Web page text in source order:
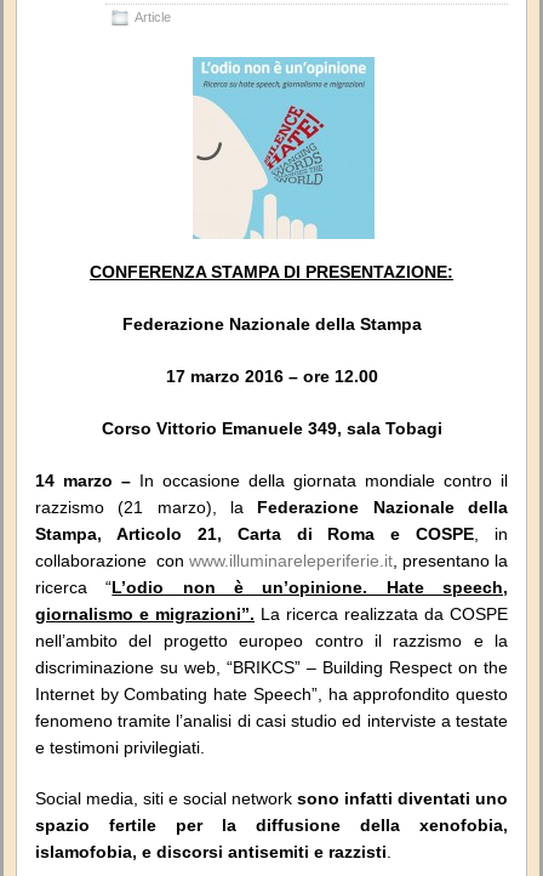
Article
CONFERENZA STAMPA DI PRESENTAZIONE:
Federazione Nazionale della Stampa
17 marzo 2016 – ore 12.00
Corso Vittorio Emanuele 349, sala Tobagi
14 marzo – In occasione della giornata mondiale contro il
razzismo (21 marzo), la Federazione Nazionale della
Stampa, Articolo 21, Carta di Roma e COSPE , in
collaborazione con www.illuminareleperiferie.it , presentano la
ricerca “L’odio non è un’opinione. Hate speech,
giornalismo e migrazioni”. La ricerca realizzata da COSPE
nell’ambito del progetto europeo contro il razzismo e la
discriminazione su web, “BRIKCS” – Building Respect on the
Internet by Combating hate Speech”, ha approfondito questo
fenomeno tramite l’analisi di casi studio ed interviste a testate
e testimoni privilegiati.
Social media, siti e social network sono infatti diventati uno
spazio fertile per la diffusione della xenofobia,
islamofobia, e discorsi antisemiti e razzisti.